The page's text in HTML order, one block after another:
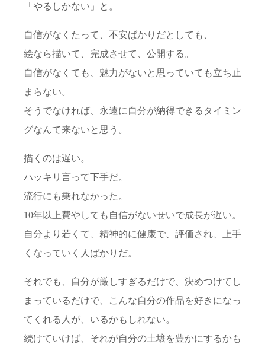
「やるしかない」と。
自信がなくたって、不安ばかりだとしても、
絵なら描いて、完成させて、公開する。
自信がなくても、魅力がないと思っていても立ち止
まらない。
そうでなければ、永遠に自分が納得できるタイミン
グなんて来ないと思う。
描くのは遅い。
ハッキリ言って下手だ。
流行にも乗れなかった。
10年以上費やしても自信がないせいで成長が遅い。
自分より若くて、精神的に健康で、評価され、上手
くなっていく人ばかりだ。
それでも、自分が厳しすぎるだけで、決めつけてし
まっているだけで、こんな自分の作品を好きになっ
てくれる人が、いるかもしれない。
続けていけば、それが自分の土壌を豊かにするかも